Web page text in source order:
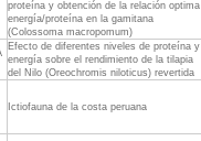
proteína y obtención de la relación optima
energía/proteína en la gamitana
(Colossoma macropomum)
Efecto de diferentes niveles de proteína y
energía sobre el rendimiento de la tilapia
del Nilo (Oreochromis niloticus) revertida
Ictiofauna de la costa peruana